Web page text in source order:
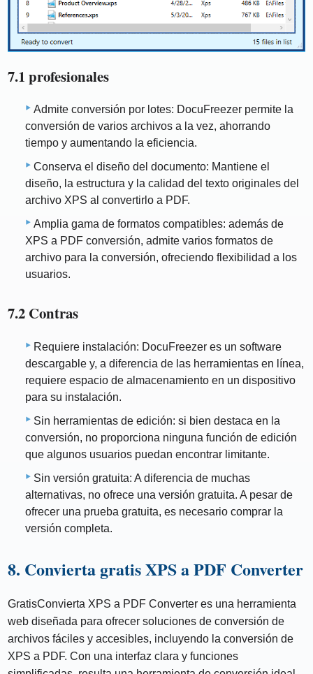
7.1 profesionales
Admite conversión por lotes: DocuFreezer permite la
conversión de varios archivos a la vez, ahorrando
tiempo y aumentando la eficiencia.
Conserva el diseño del documento: Mantiene el
diseño, la estructura y la calidad del texto originales del
archivo XPS al convertirlo a PDF.
Amplia gama de formatos compatibles: además de
XPS a PDF conversión, admite varios formatos de
archivo para la conversión, ofreciendo flexibilidad a los
usuarios.
7.2 Contras
Requiere instalación: DocuFreezer es un software
descargable y, a diferencia de las herramientas en línea,
requiere espacio de almacenamiento en un dispositivo
para su instalación.
Sin herramientas de edición: si bien destaca en la
conversión, no proporciona ninguna función de edición
que algunos usuarios puedan encontrar limitante.
Sin versión gratuita: A diferencia de muchas
alternativas, no ofrece una versión gratuita. A pesar de
ofrecer una prueba gratuita, es necesario comprar la
versión completa.
8. Convierta gratis XPS a PDF Converter
GratisConvierta XPS a PDF Converter es una herramienta
web diseñada para ofrecer soluciones de conversión de
archivos fáciles y accesibles, incluyendo la conversión de
XPS a PDF. Con una interfaz clara y funciones